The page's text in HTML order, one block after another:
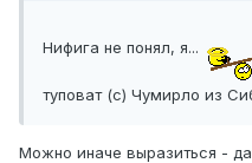
Нифига не понял, я...
туповат (с) Чумирло из
Можно иначе выразиться -